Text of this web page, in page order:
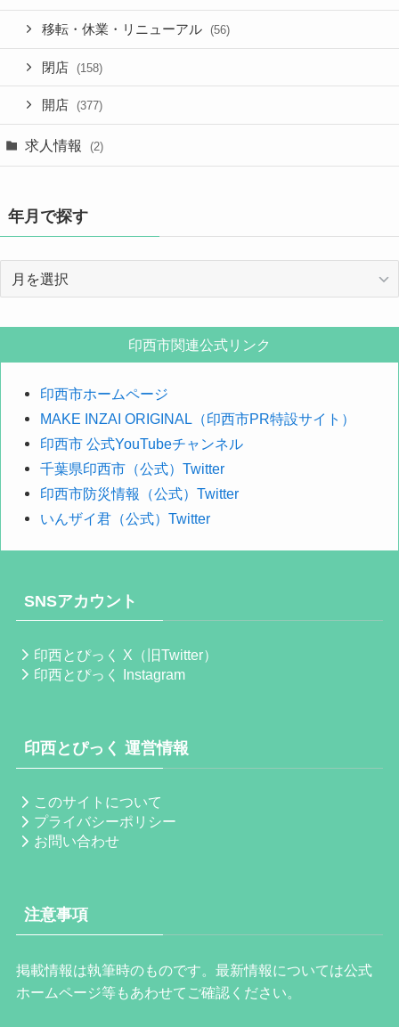
移転・休業・リニューアル (56)
閉店 (158)
開店 (377)
求人情報 (2)
年月で探す
す
印西市関連公式リンク
印西市ホームページ
MAKE INZAI ORIGINAL（印西市PR特設サイト）
印西市 公式YouTubeチャンネル
千葉県印西市（公式）Twitter
印西市防災情報（公式）Twitter
いんザイ君（公式）Twitter
SNSアカウント
印西とぴっく X（旧Twitter）
印西とぴっく Instagram
印西とぴっく 運営情報
このサイトについて
プライバシーポリシー
お問い合わせ
注意事項
掲載情報は執筆時のものです。最新情報については公式
ホームページ等もあわせてご確認ください。